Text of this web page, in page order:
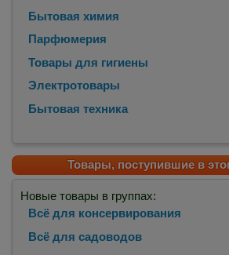
Бытовая химия
Парфюмерия
Товары для гигиены
Электротовары
Бытовая техника
Товары, поступившие в
Новые товары в группах:
Всё для консервирования
Всё для садоводов